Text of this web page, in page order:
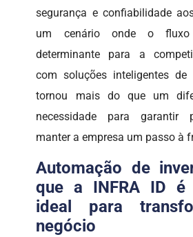
segurança e confiabilidade
um cenário onde o
determinante para a
com soluções inteligentes de
tornou mais do que um
necessidade para garantir
manter a empresa um passo à
Automação de
que a INFRA ID é
ideal para
negócio